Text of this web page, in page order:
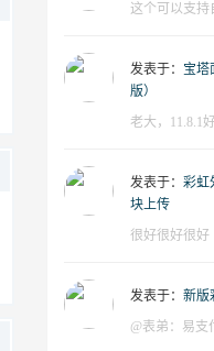
这个可以支持
发表于： 宝塔
版）
老大，11.8.1
发表于： 彩虹
块上传
很好很好很好
发表于： 新版
@表弟：易支